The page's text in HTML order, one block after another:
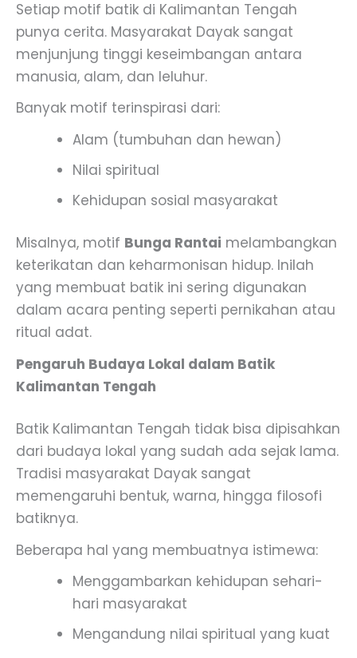
Setiap motif batik di Kalimantan Tengah
punya cerita. Masyarakat Dayak sangat
menjunjung tinggi keseimbangan antara
manusia, alam, dan leluhur.
Banyak motif terinspirasi dari:
Alam (tumbuhan dan hewan)
Nilai spiritual
Kehidupan sosial masyarakat
Misalnya, motif Bunga Rantai melambangkan
keterikatan dan keharmonisan hidup. Inilah
yang membuat batik ini sering digunakan
dalam acara penting seperti pernikahan atau
ritual adat.
Pengaruh Budaya Lokal dalam Batik
Kalimantan Tengah
Batik Kalimantan Tengah tidak bisa dipisahkan
dari budaya lokal yang sudah ada sejak lama.
Tradisi masyarakat Dayak sangat
memengaruhi bentuk, warna, hingga filosofi
batiknya.
Beberapa hal yang membuatnya istimewa:
Menggambarkan kehidupan sehari-
hari masyarakat
Mengandung nilai spiritual yang kuat